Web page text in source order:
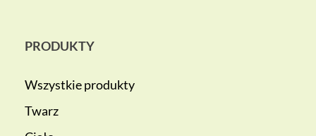
PRODUKTY
Wszystkie produkty
Twarz